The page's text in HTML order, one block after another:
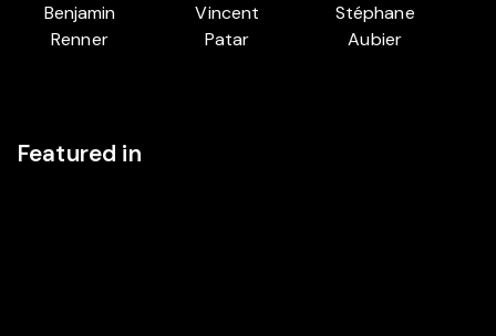
Benjamin
Renner
Vincent
Patar
Stéphane
Aubier
Featured in